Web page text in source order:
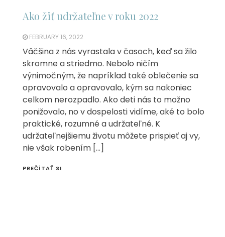
Ako žiť udržateľne v roku 2022
FEBRUARY 16, 2022
Väčšina z nás vyrastala v časoch, keď sa žilo
skromne a striedmo. Nebolo ničím
výnimočným, že napríklad také oblečenie sa
opravovalo a opravovalo, kým sa nakoniec
celkom nerozpadlo. Ako deti nás to možno
ponižovalo, no v dospelosti vidíme, aké to bolo
praktické, rozumné a udržateľné. K
udržateľnejšiemu životu môžete prispieť aj vy,
nie však robením […]
PREČÍTAŤ SI